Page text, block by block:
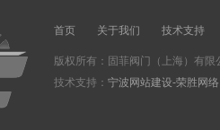
首页 关于我们 技术支持
版权所有：固菲阀门（上海）有限
技术支持： 宁波网站建设-荣胜网络